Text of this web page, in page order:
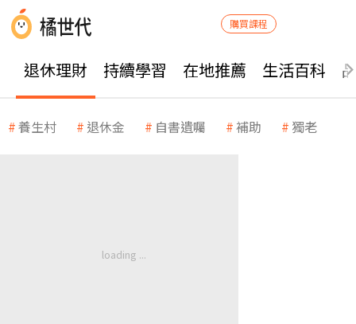
購買課程
退休理財 持續學習 在地推薦 生活百科
養生村 退休金 自書遺囑 補助 獨老